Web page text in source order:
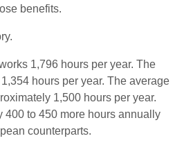
benefits.
1,796 hours per year. The
hours per year. The average
1,500 hours per year.
400 to 450 more hours annually
counterparts.